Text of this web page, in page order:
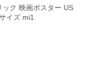
ック 映画ポスター US
イズ mi1